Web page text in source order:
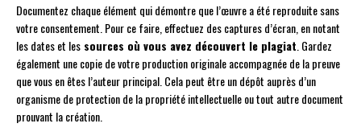
Documentez chaque élément qui démontre que l’œuvre a été reproduite sans
votre consentement. Pour ce faire, effectuez des captures d’écran, en notant
les dates et les sources où vous avez découvert le plagiat . Gardez
également une copie de votre production originale accompagnée de la preuve
que vous en êtes l’auteur principal. Cela peut être un dépôt auprès d’un
organisme de protection de la propriété intellectuelle ou tout autre document
prouvant la création.